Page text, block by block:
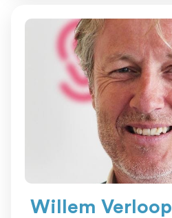
Willem Verloop